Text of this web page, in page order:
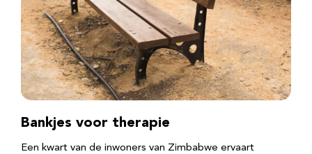
Bankjes voor therapie
Een kwart van de inwoners van Zimbabwe ervaart